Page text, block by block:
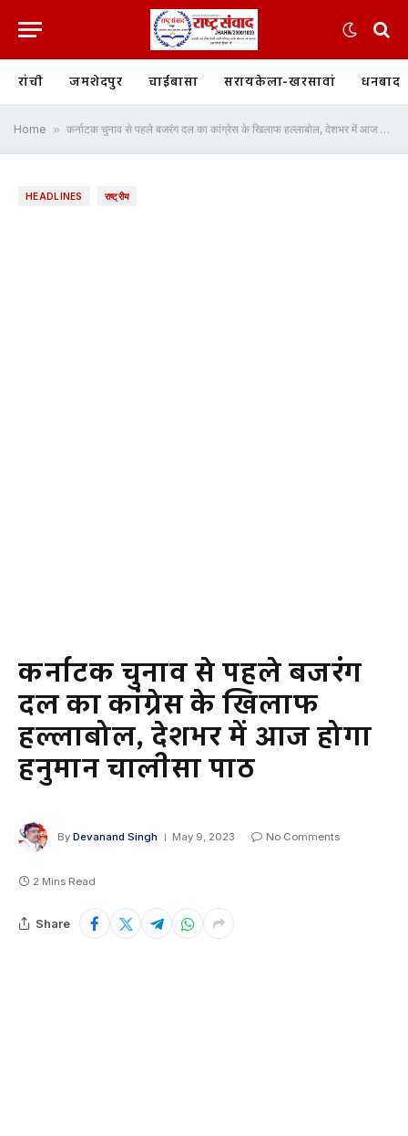
रांची जमशेदपुर चाईबासा सरायकेला-खरसावां धनबाद
Home » कर्नाटक चुनाव से पहले बजरंग दल का कांग्रेस के खिलाफ हल्लाबोल, देशभर में आज होगा हनुमान चालीसा पाठ
HEADLINES राष्ट्रीय
कर्नाटक चुनाव से पहले बजरंग
दल का कांग्रेस के खिलाफ
हल्लाबोल, देशभर में आज होगा
हनुमान चालीसा पाठ
By Devanand Singh May 9, 2023 No Comments
2 Mins Read
Share